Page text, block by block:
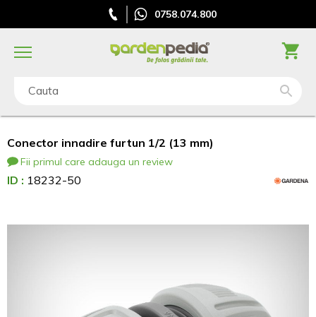
0758.074.800
Cauta
Conector innadire furtun 1/2 (13 mm)
Fii primul care adauga un review
ID : 18232-50